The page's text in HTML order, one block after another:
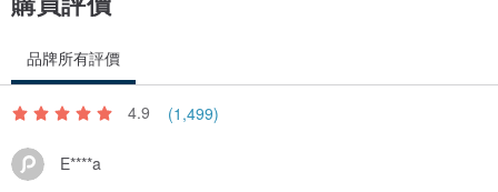
品牌所有評價
4.9 (1,499)
E****a